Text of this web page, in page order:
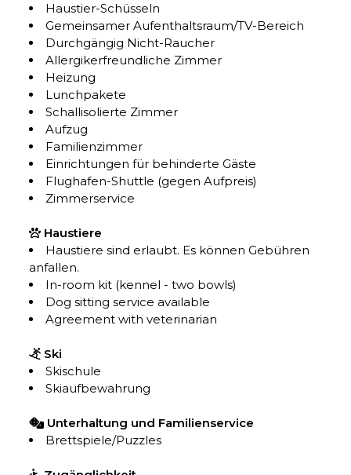
Haustier-Schüsseln
Gemeinsamer Aufenthaltsraum/TV-Bereich
Durchgängig Nicht-Raucher
Allergikerfreundliche Zimmer
Heizung
Lunchpakete
Schallisolierte Zimmer
Aufzug
Familienzimmer
Einrichtungen für behinderte Gäste
Flughafen-Shuttle (gegen Aufpreis)
Zimmerservice
Haustiere
Haustiere sind erlaubt. Es können Gebühren
anfallen.
In-room kit (kennel - two bowls)
Dog sitting service available
Agreement with veterinarian
Ski
Skischule
Skiaufbewahrung
Unterhaltung und Familienservice
Brettspiele/Puzzles